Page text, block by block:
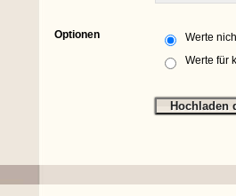
Optionen
Werte
Werte für